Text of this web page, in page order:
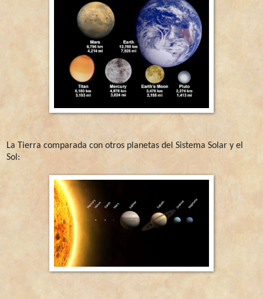
La Tierra comparada con otros planetas del Sistema Solar y el
Sol: